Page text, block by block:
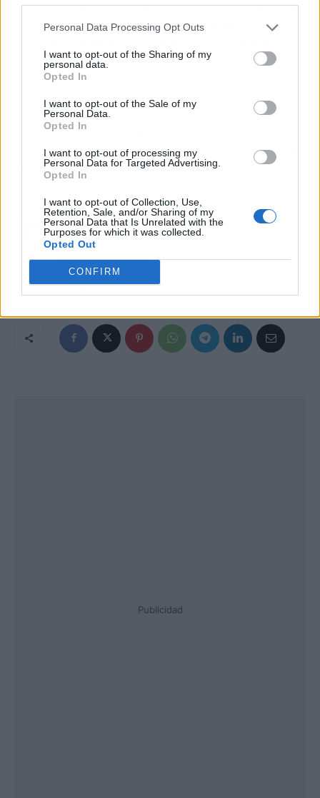
Personal Data Processing Opt Outs
I want to opt-out of the Sharing of my
personal data.
Opted In
I want to opt-out of the Sale of my
Personal Data.
Opted In
I want to opt-out of processing my
Personal Data for Targeted Advertising.
Opted In
I want to opt-out of Collection, Use,
Retention, Sale, and/or Sharing of my
Personal Data that Is Unrelated with the
Purposes for which it was collected.
Opted Out
CONFIRM
agenda durante los próximos meses, pero nadie
le va a reprochar que se tome el tiempo que
de promociones ni de estrenos. Lo razonable es
esperar a que sea ella quien hable cuando lo
profesión hay quien lo verbaliza y hay quien
guarda silencio. Aitana, históricamente, ha sido
más de lo segundo, y esta vez probablemente no
sea distinto.
Artículo anterior
Arteta prepara el golpe de
gracia: Endrick se niega
Arsenal pone los
millones
Artículo siguiente
Landa rompe el Giro de
Publicidad